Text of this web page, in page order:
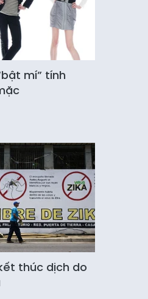
mí” tính
thúc dịch do